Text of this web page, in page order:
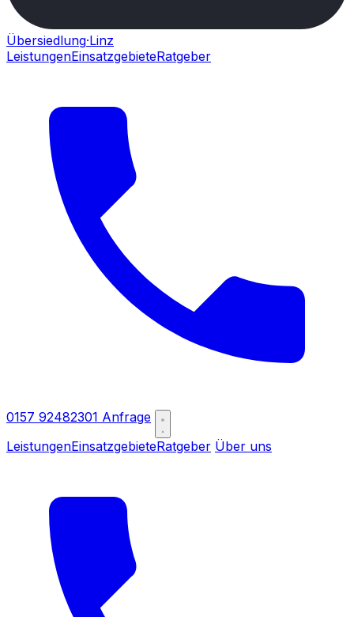
Übersiedlung·Linz
LeistungenEinsatzgebieteRatgeber
0157 92482301 Anfrage
LeistungenEinsatzgebieteRatgeber Über uns